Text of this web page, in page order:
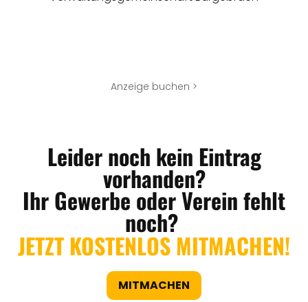
Anzeige buchen >
Leider noch kein Eintrag
vorhanden?
Ihr Gewerbe oder Verein fehlt
noch?
JETZT KOSTENLOS MITMACHEN!
MITMACHEN